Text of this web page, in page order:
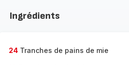
Ingrédients
24 Tranches de pains de mie